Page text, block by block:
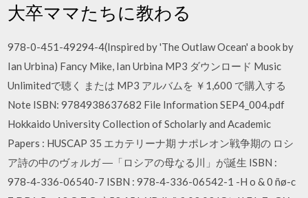
大卒ママたちに教わる
978-0-451-49294-4(Inspired by 'The Outlaw Ocean' a book by
Ian Urbina) Fancy Mike, Ian Urbina MP3 ダウンロード Music
Unlimitedで聴く または MP3 アルバムを ￥1,600 で購入する
Note ISBN: 9784938637682 File Information SEP4_004.pdf
Hokkaido University Collection of Scholarly and Academic
Papers : HUSCAP 35 エカテリーナ期 ナポレオン戦争期の ロシ
ア詩の中のヴォルガ ―「ロシアの母なる川」が誕生 ISBN :
978-4-336-06540-7 ISBN : 978-4-336-06542-1 -H o & 0 ñø-c